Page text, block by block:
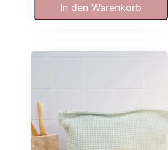
In den Warenkorb